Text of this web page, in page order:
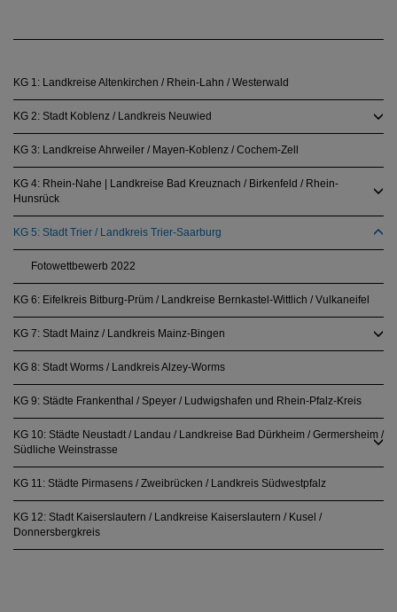
KG 1: Landkreise Altenkirchen / Rhein-Lahn / Westerwald
KG 2: Stadt Koblenz / Landkreis Neuwied
KG 3: Landkreise Ahrweiler / Mayen-Koblenz / Cochem-Zell
KG 4: Rhein-Nahe | Landkreise Bad Kreuznach / Birkenfeld / Rhein-
Hunsrück
KG 5: Stadt Trier / Landkreis Trier-Saarburg
Fotowettbewerb 2022
KG 6: Eifelkreis Bitburg-Prüm / Landkreise Bernkastel-Wittlich / Vulkaneifel
KG 7: Stadt Mainz / Landkreis Mainz-Bingen
KG 8: Stadt Worms / Landkreis Alzey-Worms
KG 9: Städte Frankenthal / Speyer / Ludwigshafen und Rhein-Pfalz-Kreis
KG 10: Städte Neustadt / Landau / Landkreise Bad Dürkheim / Germersheim /
Südliche Weinstrasse
KG 11: Städte Pirmasens / Zweibrücken / Landkreis Südwestpfalz
KG 12: Stadt Kaiserslautern / Landkreise Kaiserslautern / Kusel /
Donnersbergkreis